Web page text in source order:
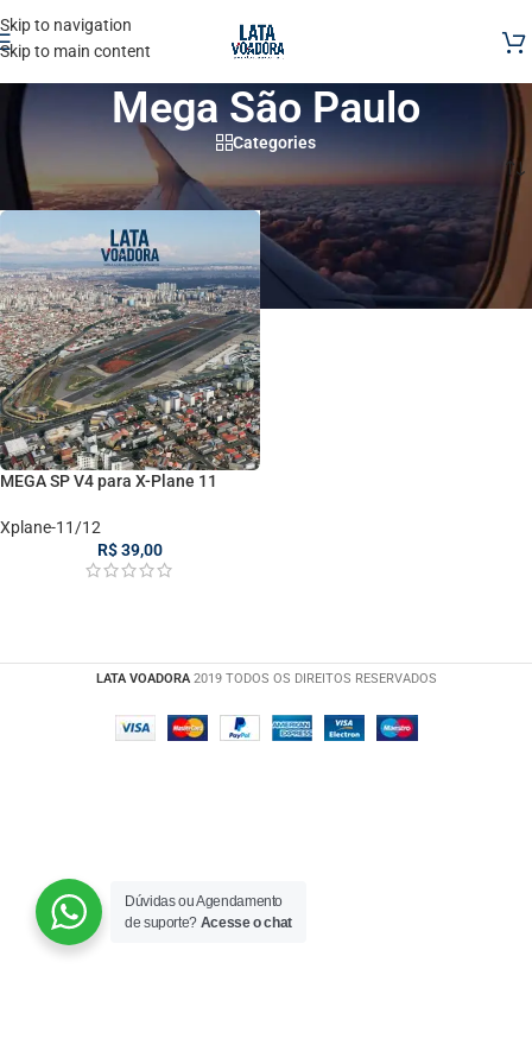
Skip to navigation
Skip to main content
Mega São Paulo
Categories
Início
Produtos marcados com a tag “Mega São Paulo”
MEGA SP V4 para X-Plane 11
Xplane-11/12
R$39,00
LATA VOADORA 2019 TODOS OS DIREITOS RESERVADOS
Dúvidas ou Agendamento
de suporte? Acesse o chat